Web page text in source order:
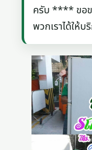
ครับ **** ขอข
พวกเราได้ให้บ